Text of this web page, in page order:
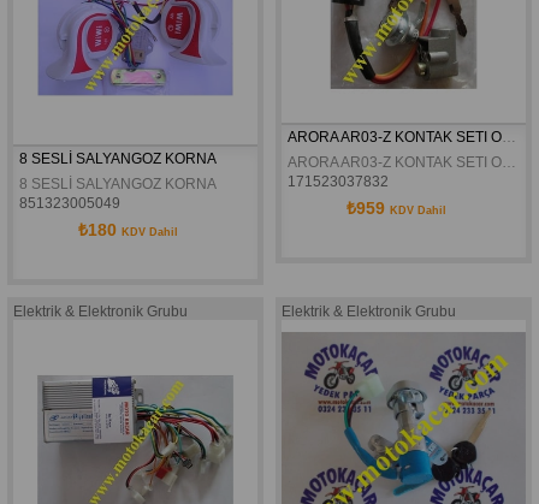
8 SESLİ SALYANGOZ KORNA
8 SESLİ SALYANGOZ KORNA
851323005049
₺180 KDV Dahil
171523037832
₺959 KDV Dahil
Elektrik & Elektronik Grubu Elektrik & Elektronik Grubu